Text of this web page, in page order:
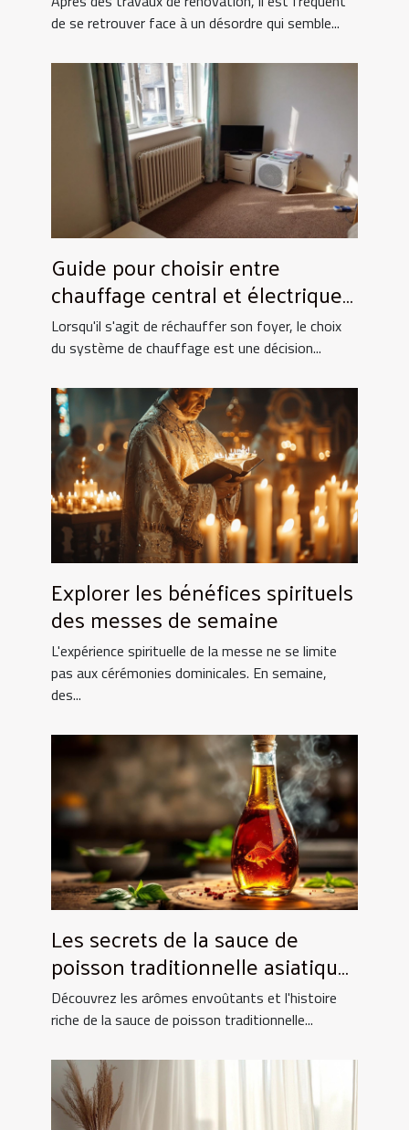
de se retrouver face à un désordre qui semble...
Guide pour choisir entre
chauffage central et électrique
pour la maison
Lorsqu'il s'agit de réchauffer son foyer, le choix
du système de chauffage est une décision...
Explorer les bénéfices spirituels
des messes de semaine
L'expérience spirituelle de la messe ne se limite
pas aux cérémonies dominicales. En semaine,
des...
Les secrets de la sauce de
poisson traditionnelle asiatique
et ses utilisations culinaires
Découvrez les arômes envoûtants et l'histoire
riche de la sauce de poisson traditionnelle...